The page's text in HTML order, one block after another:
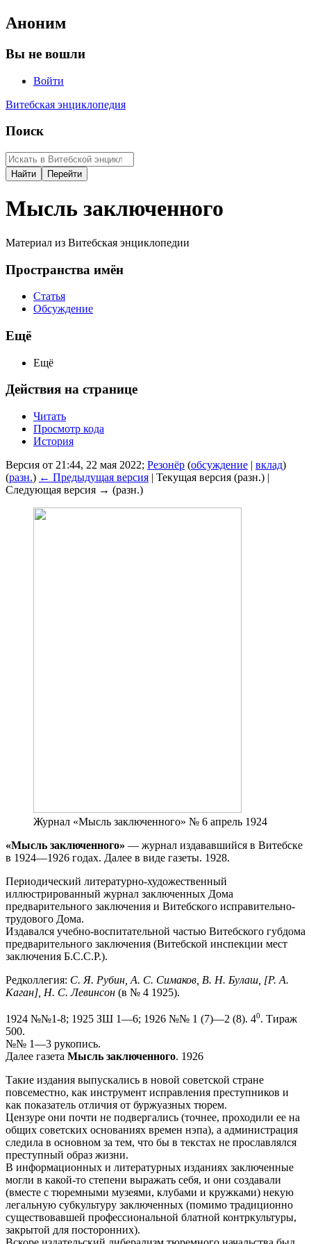
Аноним
Вы не вошли
Войти
Витебская энциклопедия
Поиск
Мысль заключенного
Материал из Витебская энциклопедии
Пространства имён
Статья
Обсуждение
Ещё
Ещё
Действия на странице
Читать
Просмотр кода
История
Версия от 21:44, 22 мая 2022; Резонёр (обсуждение | вклад)
(разн.) ← Предыдущая версия | Текущая версия (разн.) |
Следующая версия → (разн.)
Журнал «Мысль заключенного» № 6 апрель 1924
«Мысль заключенного» — журнал издававшийся в Витебске
в 1924—1926 годах. Далее в виде газеты. 1928.
Периодический литературно-художественный
иллюстрированный журнал заключенных Дома
предварительного заключения и Витебского исправительно-
трудового Дома.
Издавался учебно-воспитательной частью Витебского губдома
предварительного заключения (Витебской инспекции мест
заключения Б.С.С.Р.).
Редколлегия: С. Я. Рубин, А. С. Симаков, В. Н. Булаш, [Р. А.
Каган], Н. С. Левинсон (в № 4 1925).
1924 №№1-8; 1925 ЗШ 1—6; 1926 №№ 1 (7)—2 (8). 40. Тираж
500.
№№ 1—3 рукопись.
Далее газета Мысль заключенного. 1926
Такие издания выпускались в новой советской стране
повсеместно, как инструмент исправления преступников и
как показатель отличия от буржуазных тюрем.
Цензуре они почти не подвергались (точнее, проходили ее на
общих советских основаниях времен нэпа), а администрация
следила в основном за тем, что бы в текстах не прославлялся
преступный образ жизни.
В информационных и литературных изданиях заключенные
могли в какой-то степени выражать себя, и они создавали
(вместе с тюремными музеями, клубами и кружками) некую
легальную субкультуру заключенных (помимо традиционно
существовавшей профессиональной блатной контркультуры,
закрытой для посторонних).